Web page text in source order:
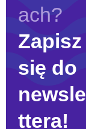
ach?
Zapisz
się do
newsle
ttera!